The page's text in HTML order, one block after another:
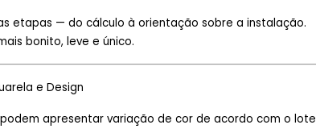
etapas — do cálculo à orientação sobre a instalação.
bonito, leve e único.
e Design
apresentar variação de cor de acordo com o lote